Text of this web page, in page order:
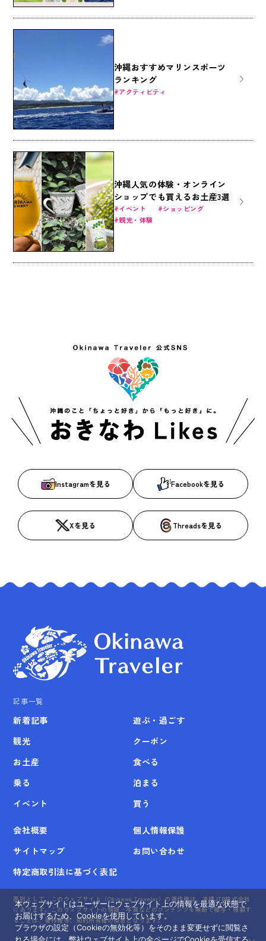
沖縄おすすめマリンスポーツ
ランキング
アクティビティ
沖縄人気の体験・オンライン
ショップでも買えるお土産3選
イベント
ショッピング
観光・体験
Instagramを見る Facebookを見る
Xを見る Threadsを見る
記事一覧
新着記事
観光
お土産
乗る
イベント
遊ぶ・過ごす
クーポン
食べる
泊まる
買う
会社概要
個人情報保護
サイトマップ
お問い合わせ
特定商取引法に基づく表記
原則として、このウェブサイト（Okinawa Traveler）の著作権は、沖縄JTB株式会社
にあります。このウェブサイトの情報・写真などのコンテンツを無断で模写・複製す
ることは、著作権等、知的所有権の侵害となります。
本ウェブサイトはユーザーにウェブサイト上の情報を最適な状態で
お届けするため、Cookieを使用しています。
ブラウザの設定（Cookieの無効化等）をそのまま変更せずに閲覧さ